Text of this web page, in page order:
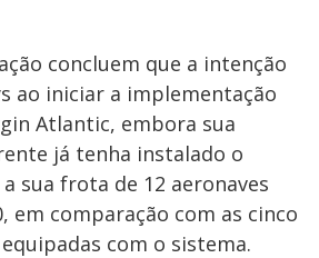
concluem que a intenção
ao iniciar a implementação
Atlantic, embora sua
já tenha instalado o
sua frota de 12 aeronaves
em comparação com as cinco
com o sistema.